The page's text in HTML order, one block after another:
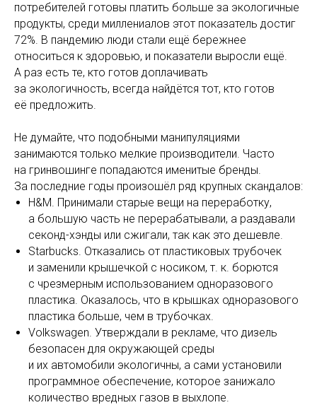
потребителей готовы платить больше за экологичные
продукты, среди миллениалов этот показатель достиг
72%. В пандемию люди стали ещё бережнее
относиться к здоровью, и показатели выросли ещё.
А раз есть те, кто готов доплачивать
за экологичность, всегда найдётся тот, кто готов
её предложить.
Не думайте, что подобными манипуляциями
занимаются только мелкие производители. Часто
на гринвошинге попадаются именитые бренды.
За последние годы произошёл ряд крупных скандалов:
H&M. Принимали старые вещи на переработку,
а большую часть не перерабатывали, а раздавали
секонд-хэнды или сжигали, так как это дешевле.
Starbucks. Отказались от пластиковых трубочек
и заменили крышечкой с носиком, т. к. борются
с чрезмерным использованием одноразового
пластика. Оказалось, что в крышках одноразового
пластика больше, чем в трубочках.
Volkswagen. Утверждали в рекламе, что дизель
безопасен для окружающей среды
и их автомобили экологичны, а сами установили
программное обеспечение, которое занижало
количество вредных газов в выхлопе.